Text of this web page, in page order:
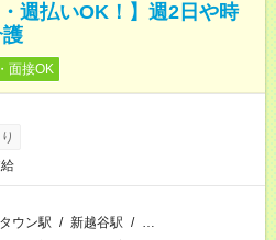
週払いOK！】週2日や時
面接OK
ウン駅 / 新越谷駅 / …